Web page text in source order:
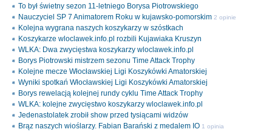
To był świetny sezon 11-letniego Borysa Piotrowskiego
Nauczyciel SP 7 Animatorem Roku w kujawsko-pomorskim 2 opinie
Kolejna wygrana naszych koszykarzy w szóstkach
Koszykarze wloclawek.info.pl rozbili Kujawiaka Kruszyn
WLKA: Dwa zwycięstwa koszykarzy wloclawek.info.pl
Borys Piotrowski mistrzem sezonu Time Attack Trophy
Kolejne mecze Włocławskiej Ligi Koszykówki Amatorskiej
Wyniki spotkań Włocławskiej Ligi Koszykówki Amatorskiej
Borys rewelacją kolejnej rundy cyklu Time Attack Trophy
WLKA: kolejne zwycięstwo koszykarzy wloclawek.info.pl
Jedenastolatek zrobił show przed tysiącami widzów
Brąz naszych wioślarzy. Fabian Barański z medalem IO 1 opinia